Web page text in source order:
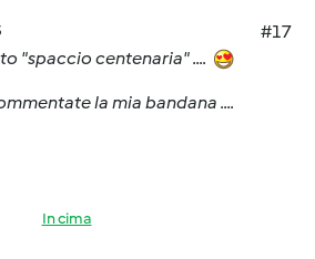
#17
"spaccio centenaria" ....
la mia bandana ....
In cima